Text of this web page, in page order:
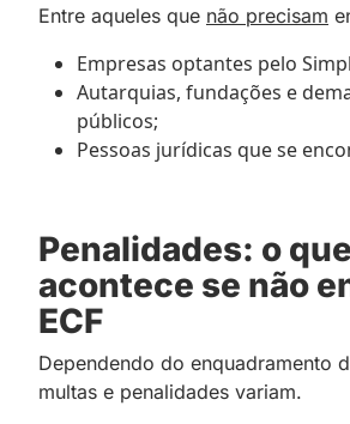
Entre aqueles que não precisam
Empresas optantes pelo
Autarquias, fundações e
públicos;
Pessoas jurídicas que se
Penalidades: o que
acontece se não
ECF
Dependendo do enquadramento
multas e penalidades variam.